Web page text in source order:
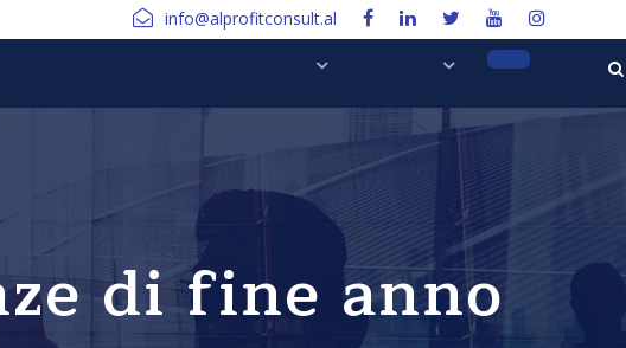
info@alprofitconsult.al
di fine anno